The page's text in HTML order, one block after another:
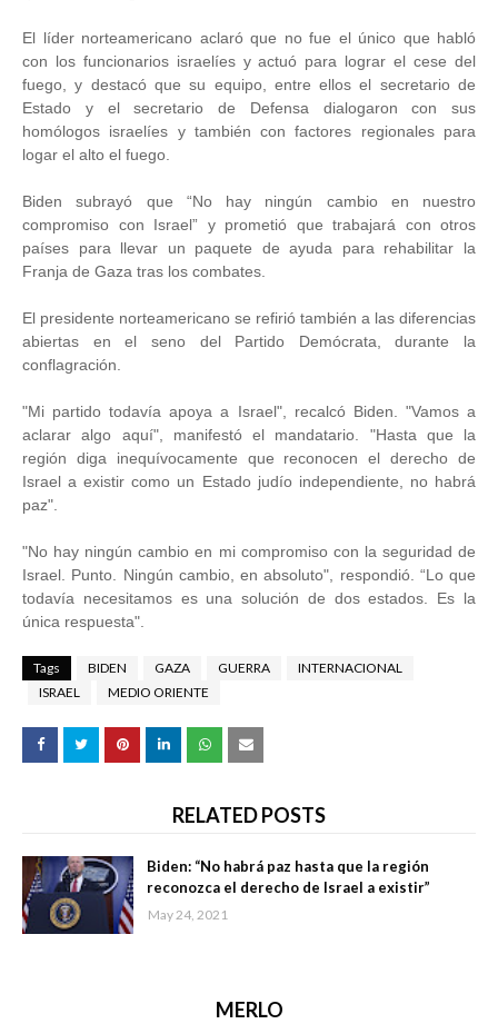
El líder norteamericano aclaró que no fue el único que habló
con los funcionarios israelíes y actuó para lograr el cese del
fuego, y destacó que su equipo, entre ellos el secretario de
Estado y el secretario de Defensa dialogaron con sus
homólogos israelíes y también con factores regionales para
logar el alto el fuego.
Biden subrayó que “No hay ningún cambio en nuestro
compromiso con Israel” y prometió que trabajará con otros
países para llevar un paquete de ayuda para rehabilitar la
Franja de Gaza tras los combates.
El presidente norteamericano se refirió también a las diferencias
abiertas en el seno del Partido Demócrata, durante la
conflagración.
"Mi partido todavía apoya a Israel", recalcó Biden. "Vamos a
aclarar algo aquí", manifestó el mandatario. "Hasta que la
región diga inequívocamente que reconocen el derecho de
Israel a existir como un Estado judío independiente, no habrá
paz".
"No hay ningún cambio en mi compromiso con la seguridad de
Israel. Punto. Ningún cambio, en absoluto", respondió. “Lo que
todavía necesitamos es una solución de dos estados. Es la
única respuesta".
Tags BIDEN GAZA GUERRA
INTERNACIONAL
ISRAEL
MEDIO ORIENTE
RELATED POSTS
Biden: “No habrá paz hasta que la región
reconozca el derecho de Israel a existir”
May 24, 2021
MERLO